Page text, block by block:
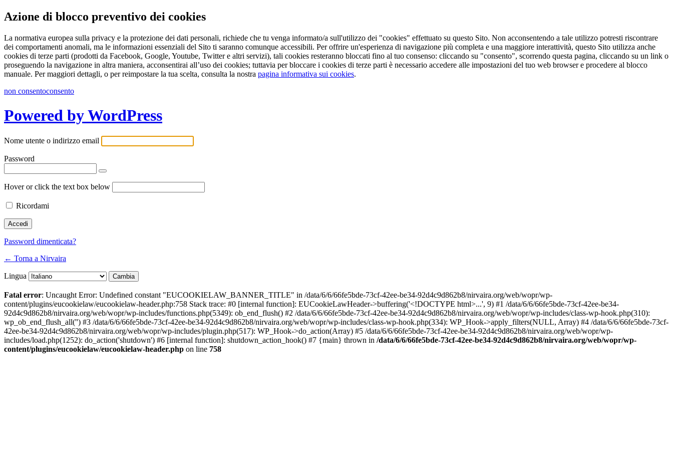
Azione di blocco preventivo dei cookies
La normativa europea sulla privacy e la protezione dei dati personali, richiede che tu venga informato/a sull'utilizzo dei "cookies" effettuato su questo Sito. Non acconsentendo a tale utilizzo potresti riscontrare
dei comportamenti anomali, ma le informazioni essenziali del Sito ti saranno comunque accessibili. Per offrire un'esperienza di navigazione più completa e una maggiore interattività, questo Sito utilizza anche
cookies di terze parti (prodotti da Facebook, Google, Youtube, Twitter e altri servizi), tali cookies resteranno bloccati fino al tuo consenso: cliccando su "consento", scorrendo questa pagina, cliccando su un link o
proseguendo la navigazione in altra maniera, acconsentirai all’uso dei cookies; tuttavia per bloccare i cookies di terze parti è necessario accedere alle impostazioni del tuo web browser e procedere al blocco
manuale. Per maggiori dettagli, o per reimpostare la tua scelta, consulta la nostra pagina informativa sui cookies.
non consentoconsento
Powered by WordPress
Nome utente o indirizzo email
Password
Hover or click the text box below
Ricordami
Password dimenticata?
← Torna a Nirvaira
Lingua
Fatal error: Uncaught Error: Undefined constant "EUCOOKIELAW_BANNER_TITLE" in /data/6/6/66fe5bde-73cf-42ee-be34-92d4c9d862b8/nirvaira.org/web/wopr/wp-
content/plugins/eucookielaw/eucookielaw-header.php:758 Stack trace: #0 [internal function]: EUCookieLawHeader->buffering('<!DOCTYPE html>...', 9) #1 /data/6/6/66fe5bde-73cf-42ee-be34-
92d4c9d862b8/nirvaira.org/web/wopr/wp-includes/functions.php(5349): ob_end_flush() #2 /data/6/6/66fe5bde-73cf-42ee-be34-92d4c9d862b8/nirvaira.org/web/wopr/wp-includes/class-wp-hook.php(310):
wp_ob_end_flush_all('') #3 /data/6/6/66fe5bde-73cf-42ee-be34-92d4c9d862b8/nirvaira.org/web/wopr/wp-includes/class-wp-hook.php(334): WP_Hook->apply_filters(NULL, Array) #4 /data/6/6/66fe5bde-73cf-
42ee-be34-92d4c9d862b8/nirvaira.org/web/wopr/wp-includes/plugin.php(517): WP_Hook->do_action(Array) #5 /data/6/6/66fe5bde-73cf-42ee-be34-92d4c9d862b8/nirvaira.org/web/wopr/wp-
includes/load.php(1252): do_action('shutdown') #6 [internal function]: shutdown_action_hook() #7 {main} thrown in /data/6/6/66fe5bde-73cf-42ee-be34-92d4c9d862b8/nirvaira.org/web/wopr/wp-
content/plugins/eucookielaw/eucookielaw-header.php on line 758